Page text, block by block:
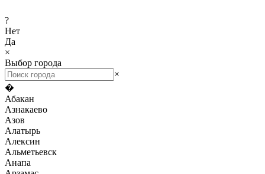
?
Нет
Да
×
Выбор города
×
�
Абакан
Азнакаево
Азов
Алатырь
Алексин
Альметьевск
Анапа